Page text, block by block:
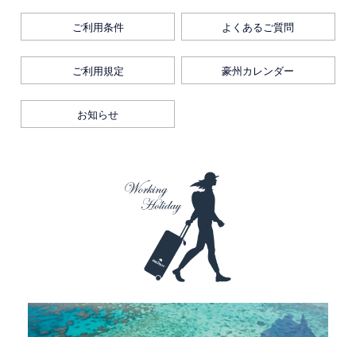
ご利用条件 よくあるご質問
ご利用規定 豪州カレンダー
お知らせ